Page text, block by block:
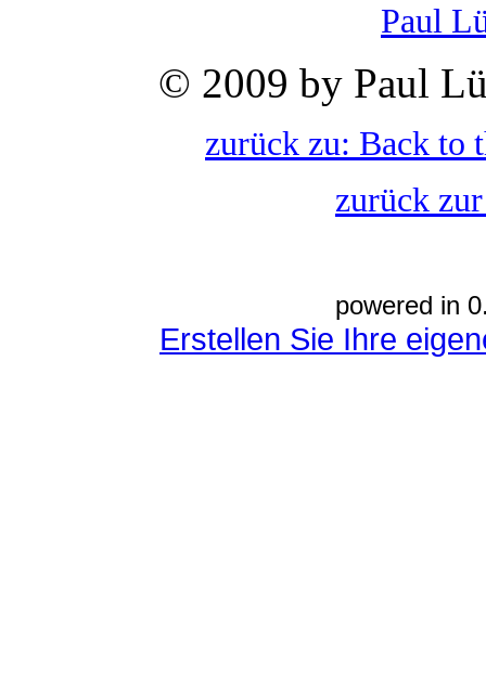
Paul
© 2009 by Paul
zurück zu: Back to
zurück
powered in
Erstellen Sie Ihre